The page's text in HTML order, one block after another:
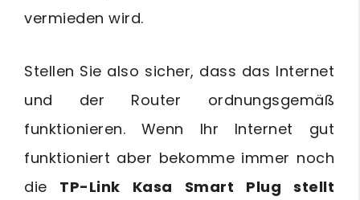
vermieden wird.
Stellen Sie also sicher, dass das Internet
und der Router ordnungsgemäß
funktionieren. Wenn Ihr Internet gut
funktioniert aber bekomme immer noch
die TP-Link Kasa Smart Plug stellt